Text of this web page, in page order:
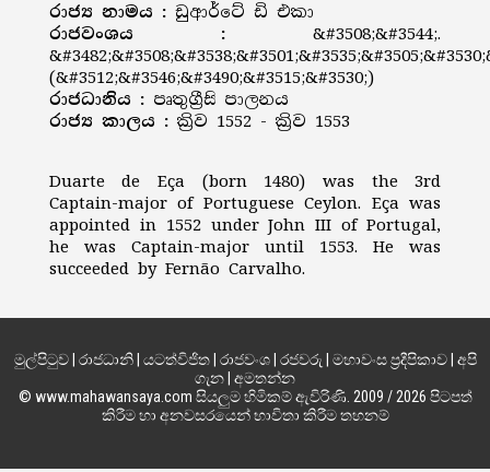
රාජ්‍ය නාමය : ඩුආර්ටේ ඩි එකා
රාජවංශය :&#3508;&#3544;.
(&#3512;&#3546;&#3490;&#3515;&#3530;)
රාජධානිය : පෘතුග්‍රීසි පාලනය
රාජ්‍ය කාලය : ක්‍රිව 1552 - ක්‍රිව 1553
Duarte de Eça (born 1480) was the 3rd
Captain-major of Portuguese Ceylon. Eça was
appointed in 1552 under John III of Portugal,
he was Captain-major until 1553. He was
succeeded by Fernão Carvalho.
මුල්පිටුව| රාජධානි| යටත්විජිත| රාජවංශ| රජවරු මහාවංස ප්‍රදීපිකාව| අපි
ගැන අමතන්න
© www.mahawansaya.com සියලුම හිමිකම් ඇවිරිණි. 2009 / 2026 පිටපත්
කිරීම හා අනවසරයෙන් භාවිතා කිරීම තහනම්